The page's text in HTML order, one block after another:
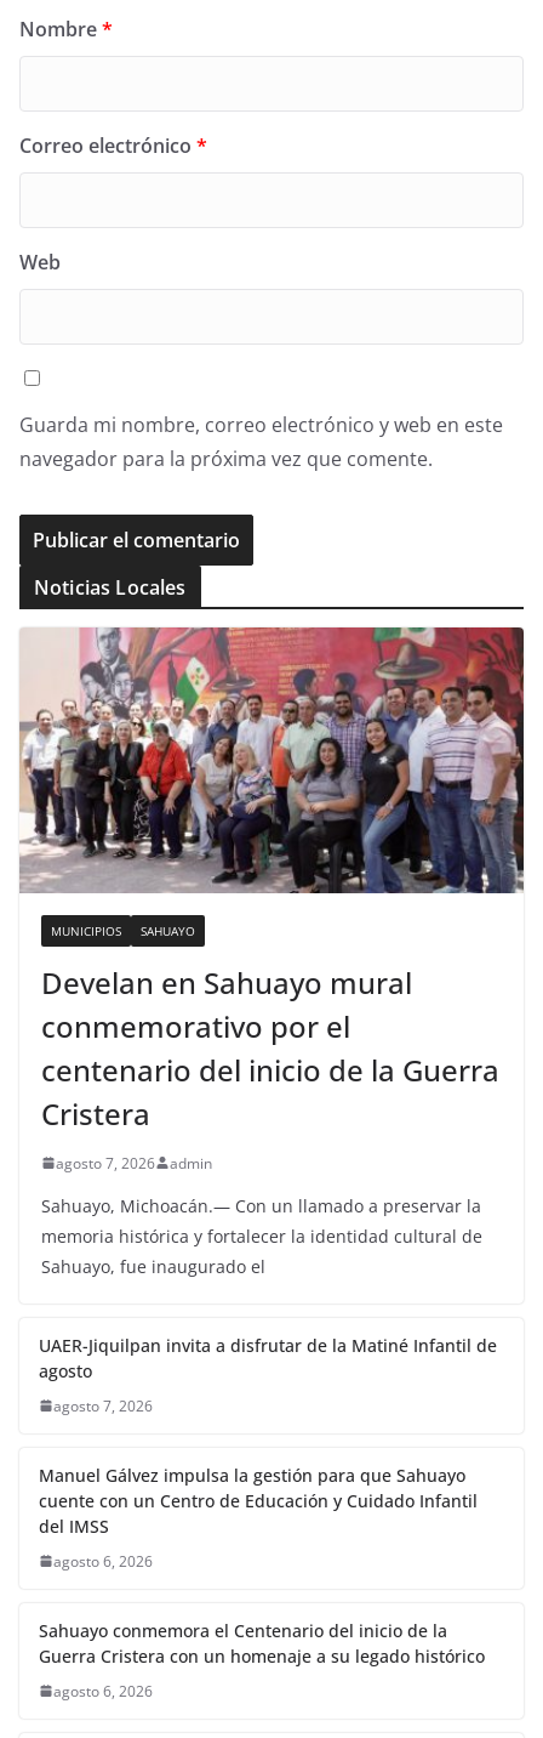
Nombre*
Correo electrónico *
Web
Guarda mi nombre, correo electrónico y web en este
navegador para la próxima vez que comente.
Noticias Locales
MUNICIPIOS SAHUAYO
Develan en Sahuayo mural
conmemorativo por el
centenario del inicio de la Guerra
Cristera
agosto 7, 2026 admin
Sahuayo, Michoacán.— Con un llamado a preservar la
memoria histórica y fortalecer la identidad cultural de
Sahuayo, fue inaugurado el
UAER-Jiquilpan invita a disfrutar de la Matiné Infantil de
agosto
agosto 7, 2026
Manuel Gálvez impulsa la gestión para que Sahuayo
cuente con un Centro de Educación y Cuidado Infantil
del IMSS
agosto 6, 2026
Sahuayo conmemora el Centenario del inicio de la
Guerra Cristera con un homenaje a su legado histórico
agosto 6, 2026